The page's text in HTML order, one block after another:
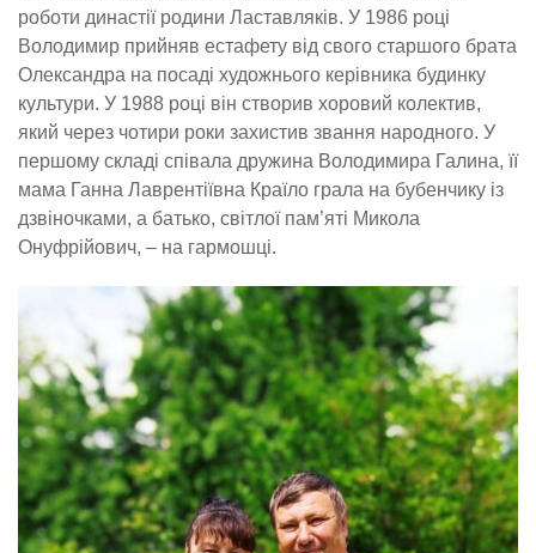
роботи династії родини Ластавляків. У 1986 році
Володимир прийняв естафету від свого старшого брата
Олександра на посаді художнього керівника будинку
культури. У 1988 році він створив хоровий колектив,
який через чотири роки захистив звання народного. У
першому складі співала дружина Володимира Галина, її
мама Ганна Лаврентіївна Країло грала на бубенчику із
дзвіночками, а батько, світлої пам’яті Микола
Онуфрійович, – на гармошці.